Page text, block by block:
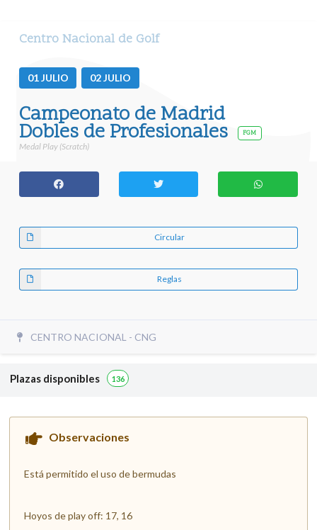
Centro Nacional de Golf
01JULIO 02JULIO
Campeonato de Madrid
Dobles de Profesionales FGM
Medal Play (Scratch)
Circular
Reglas
CENTRO NACIONAL - CNG
Plazas disponibles 136
Observaciones
Está permitido el uso de bermudas
Hoyos de play off: 17, 16